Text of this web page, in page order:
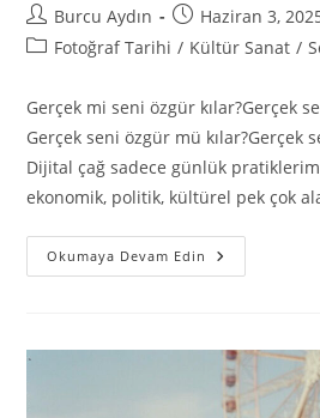
Burcu Aydın
Haziran 3,
Fotoğraf Tarihi / Kültür Sanat /
Gerçek mi seni özgür kılar?Gerçek
Gerçek seni özgür mü kılar?Gerçek
Dijital çağ sadece günlük
ekonomik, politik, kültürel pek çok
Okumaya Devam Edin